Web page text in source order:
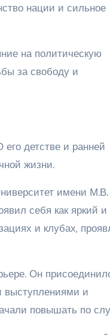
нации и сильное
на политическую
за свободу и
детстве и ранней
жизни.
имени М.В.
себя как яркий и
и клубах,
Он
выступлениями и
повышать по